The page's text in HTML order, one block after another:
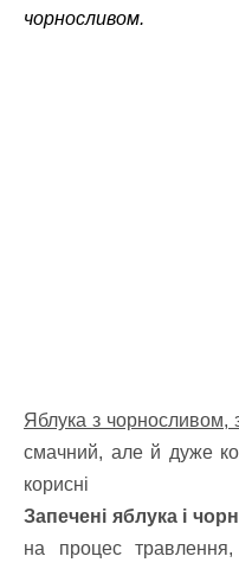
чорносливом.
Яблука з чорносливом,
смачний, але й дуже
Запечені яблука і
на процес травлення,